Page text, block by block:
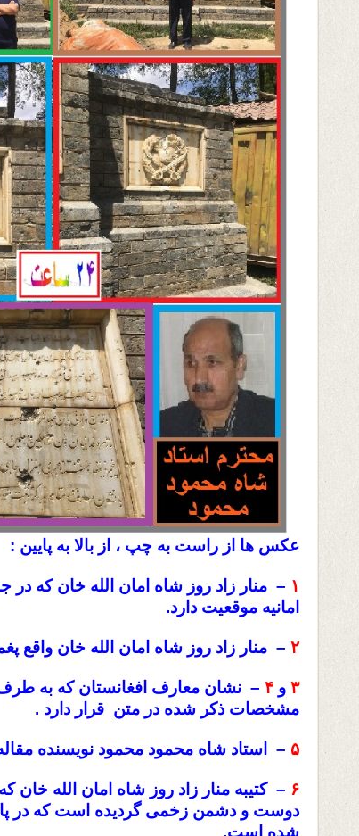
عکس ها از راست به چپ ، از بالا به پایین :
۱ – منار زاد روز شاه امان الله خان که
امانیه موقعیت دارد.
۲ – منار زاد روز شاه امان الله خان واقع
۳ و ۴ – نشان معارف افغانستان که به
مشخصات ذکر شده در متن قرار دارد .
۵ – استاد شاه محمود محمود نویسنده
۶ – کتیبه منار زاد روز شاه امان الله
دوست و دشمن زخمی گردیده است که در
شده است.